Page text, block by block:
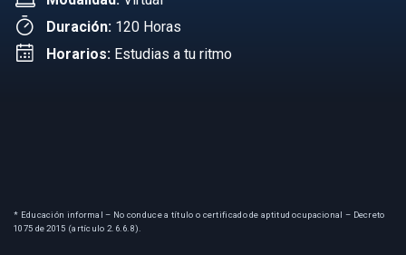
Duración: 120 Horas
Horarios: Estudias a tu ritmo
* Educación informal – No conduce a título o certificado de aptitud ocupacional – Decreto
1075 de 2015 (artículo 2.6.6.8).